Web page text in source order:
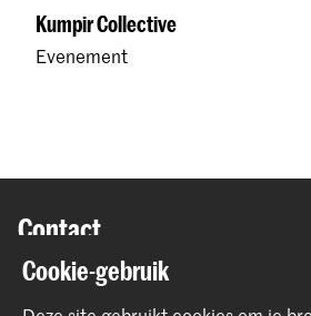
Kumpir Collective
Evenement
Contact
Spuiplein 150
Cookie-gebruik